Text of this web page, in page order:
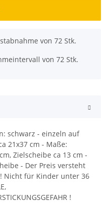
von 72 Stk.
von 72 Stk.
schwarz - einzeln auf
21x37 cm - Maße:
Zielscheibe ca 13 cm -
- Der Preis versteht
Nicht für Kinder unter 36
!